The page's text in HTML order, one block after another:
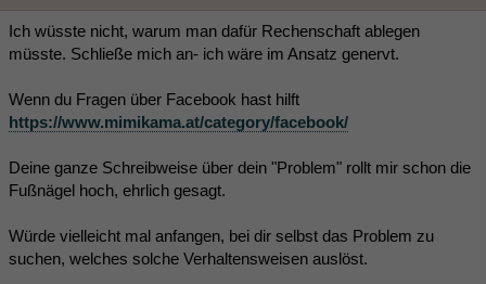
Ich wüsste nicht, warum man dafür Rechenschaft ablegen
müsste. Schließe mich an- ich wäre im Ansatz genervt.
Wenn du Fragen über Facebook hast hilft
https://www.mimikama.at/category/facebook/
Deine ganze Schreibweise über dein "Problem" rollt mir schon die
Fußnägel hoch, ehrlich gesagt.
Würde vielleicht mal anfangen, bei dir selbst das Problem zu
suchen, welches solche Verhaltensweisen auslöst.